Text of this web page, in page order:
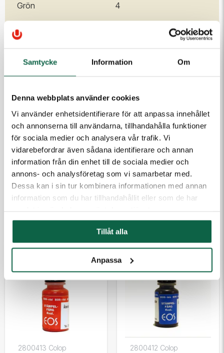
Samtycke Information Om
Denna webbplats använder cookies
Vi använder enhetsidentifierare för att anpassa innehållet
och annonserna till användarna, tillhandahålla funktioner
för sociala medier och analysera vår trafik. Vi
vidarebefordrar även sådana identifierare och annan
information från din enhet till de sociala medier och
annons- och analysföretag som vi samarbetar med.
Dessa kan i sin tur kombinera informationen med annan
information som du har tillhandahållit eller som de har
Tillåt alla
Anpassa
Grön
4
TILLBEHÖR
2800412 Colop
Stämpelfärg Kvalitet
EOS 10 ml Blå
188,75 kr
2800415 Colop
Stämpelfärg Kvalitet
EOS 10 ml Grön
188,75 kr
2800413 Colop 2800412 Colop